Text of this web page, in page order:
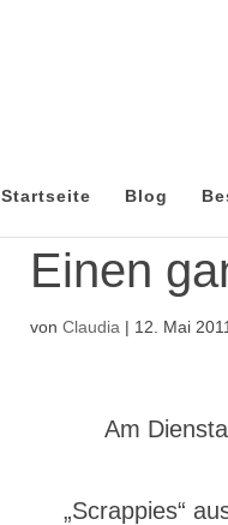
Startseite Blog
Einen
vonClaudia | 12. Mai 2011
Am
„Scrappies“